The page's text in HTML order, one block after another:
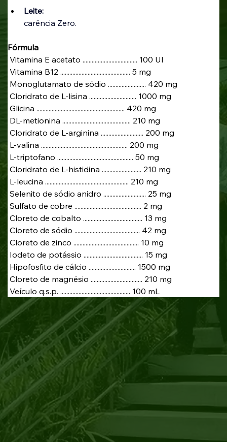
Leite:
carência Zero.
Fórmula
Vitamina E acetato .................................... 100 UI
Vitamina B12 .............................................. 5 mg
Monoglutamato de sódio ......................... 420 mg
Cloridrato de L-lisina ............................... 1000 mg
Glicina .......................................................... 420 mg
DL-metionina ............................................. 210 mg
Cloridrato de L-arginina ............................ 200 mg
L-valina ......................................................... 200 mg
L-triptofano .................................................. 50 mg
Cloridrato de L-histidina .......................... 210 mg
L-leucina ....................................................... 210 mg
Selenito de sódio anidro ............................ 25 mg
Sulfato de cobre ............................................ 2 mg
Cloreto de cobalto ....................................... 13 mg
Cloreto de sódio ........................................... 42 mg
Cloreto de zinco ........................................... 10 mg
Iodeto de potássio ....................................... 15 mg
Hipofosfito de cálcio ............................... 1500 mg
Cloreto de magnésio .................................. 210 mg
Veículo q.s.p. .............................................. 100 mL